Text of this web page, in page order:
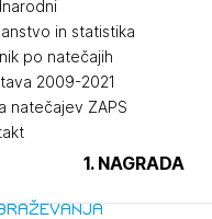
1. NAGRADA
in statistika
po natečajih
2009-2021
natečajev ZAPS